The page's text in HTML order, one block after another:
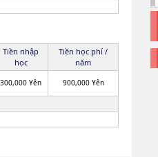
Tiền nhập
học
Tiền học phí /
năm
300,000 Yên 900,000 Yên